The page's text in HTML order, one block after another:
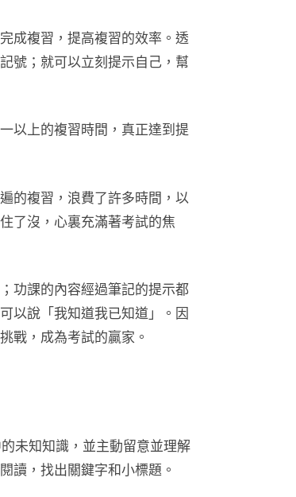
成複習，提高複習的效率。透
號；就可以立刻提示自己，幫
以上的複習時間，真正達到提
的複習，浪費了許多時間，以
了沒，心裏充滿著考試的焦
功課的內容經過筆記的提示都
以說「我知道我已知道」。因
戰，成為考試的贏家。
未知知識，並主動留意並理解
讀，找出關鍵字和小標題。